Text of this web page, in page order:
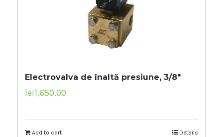
Electrovalva de înaltă presiune, 3/8″
lei1,650.00
Add to cart Details